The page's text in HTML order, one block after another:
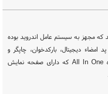
مجهز به سیستم عامل اندروید بوده
امضاء دیجیتال، بارکدخوان، چاپگر و
دوربین در یک دستگاه می باشد.این دستگاه All In One که دارای صفحه نمایش